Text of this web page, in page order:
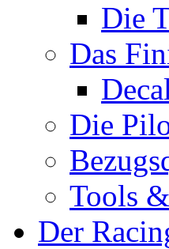
Die
Das
Die
Tools
Der